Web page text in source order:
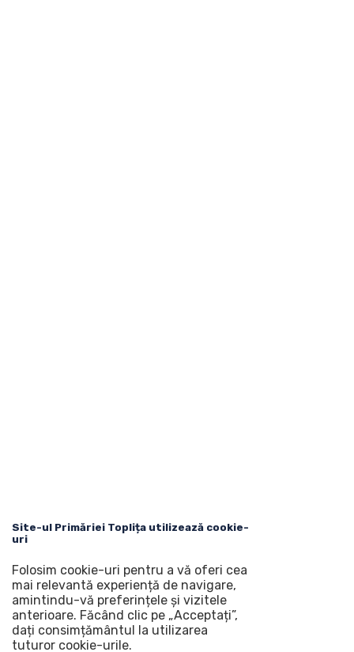
Site-ul Primăriei Toplița utilizează cookie-
uri
Folosim cookie-uri pentru a vă oferi cea
mai relevantă experiență de navigare,
amintindu-vă preferințele și vizitele
anterioare. Făcând clic pe „Acceptați”,
dați consimțământul la utilizarea
tuturor cookie-urile.